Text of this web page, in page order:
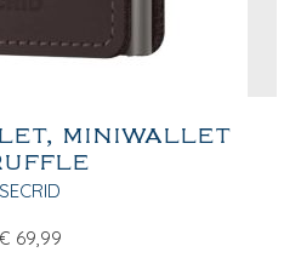
MINIWALLET
SECRID
69,99